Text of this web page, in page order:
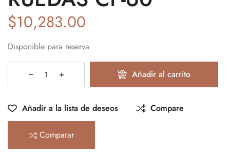
$10,283.00
Disponible para reserva
Añadir al carrito
Añadir a la lista de deseos Compare
Comparar